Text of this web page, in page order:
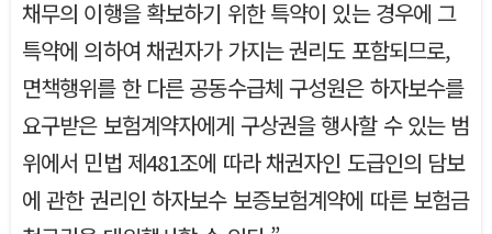
채무의 이행을 확보하기 위한 특약이 있는 경우에 그
특약에 의하여 채권자가 가지는 권리도 포함되므로,
면책행위를 한 다른 공동수급체 구성원은 하자보수를
요구받은 보험계약자에게 구상권을 행사할 수 있는 범
위에서 민법 제481조에 따라 채권자인 도급인의 담보
에 관한 권리인 하자보수 보증보험계약에 따른 보험금